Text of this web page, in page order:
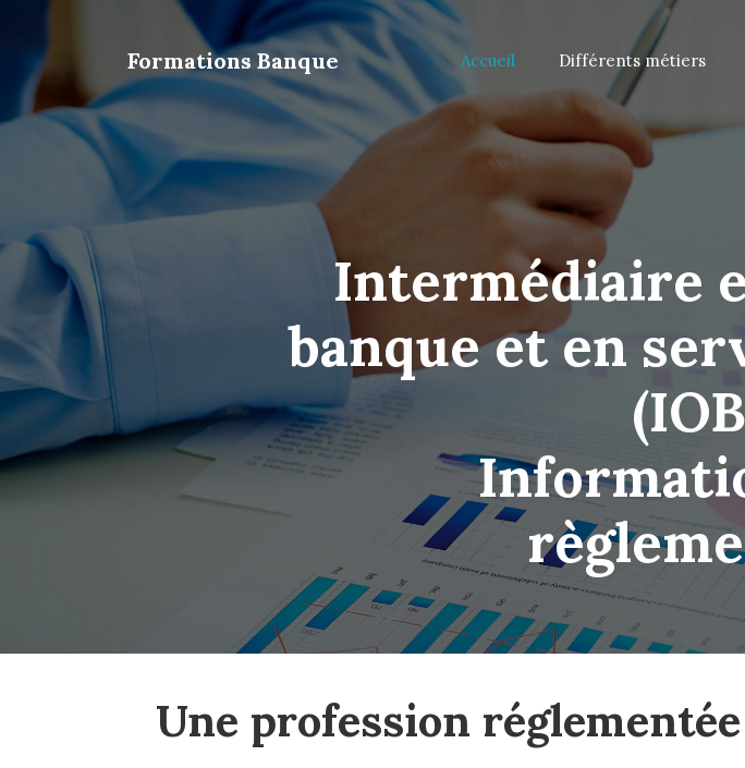
Formations Banque Accueil Différents métiers
Intermédiaire
banque et en
Une profession réglementée